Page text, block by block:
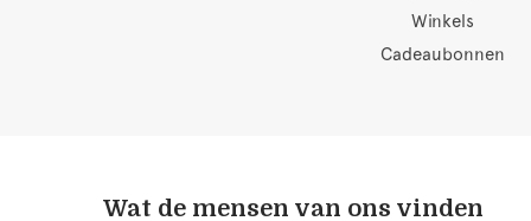
Winkels
Cadeaubonnen
Wat de mensen van ons vinden